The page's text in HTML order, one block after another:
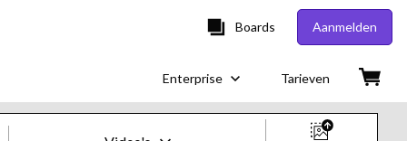
Boards Aanmelden
Enterprise Tarieven